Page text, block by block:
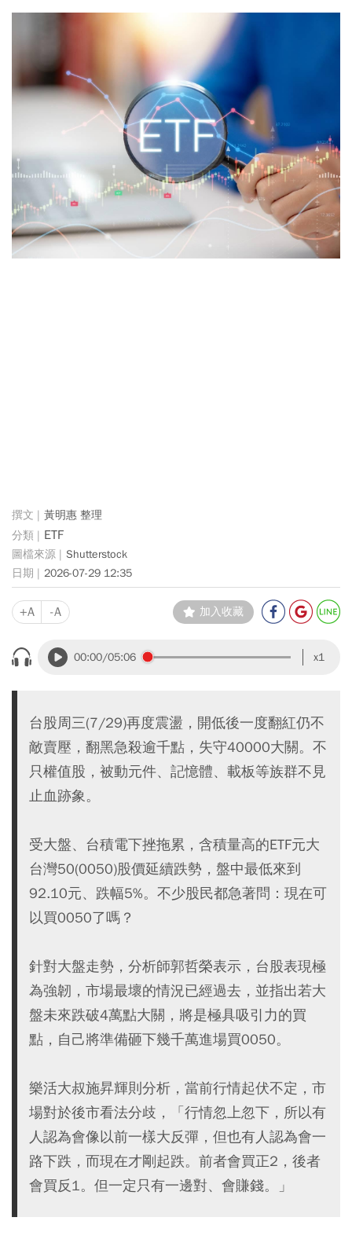
黃明惠 整理
ETF
Shutterstock
2026-07-29 12:35
+A -A 加入收藏
00:00/05:06 x1
台股周三(7/29)再度震盪，開低後一度翻紅仍不
敵賣壓，翻黑急殺逾千點，失守40000大關。不
只權值股，被動元件、記憶體、載板等族群不見
止血跡象。
受大盤、台積電下挫拖累，含積量高的ETF元大
台灣50(0050)股價延續跌勢，盤中最低來到
92.10元、跌幅5%。不少股民都急著問：現在可
以買0050了嗎？
針對大盤走勢，分析師郭哲榮表示，台股表現極
為強韌，市場最壞的情況已經過去，並指出若大
盤未來跌破4萬點大關，將是極具吸引力的買
點，自己將準備砸下幾千萬進場買0050。
樂活大叔施昇輝則分析，當前行情起伏不定，市
場對於後市看法分歧，「行情忽上忽下，所以有
人認為會像以前一樣大反彈，但也有人認為會一
路下跌，而現在才剛起跌。前者會買正2，後者
會買反1。但一定只有一邊對、會賺錢。」